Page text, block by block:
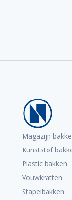
Magazijn
Kunststof
Plastic bakken
Vouwkratten
Stapelbakken